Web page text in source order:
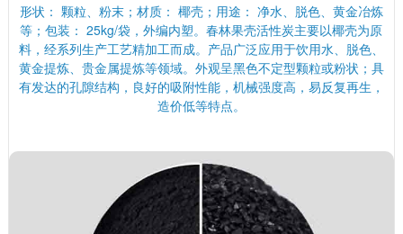
形状： 颗粒、粉末；材质： 椰壳；用途： 净水、脱色、黄金冶炼
等；包装： 25kg/袋，外编内塑。春林果壳活性炭主要以椰壳为原
料，经系列生产工艺精加工而成。产品广泛应用于饮用水、脱色、
黄金提炼、贵金属提炼等领域。外观呈黑色不定型颗粒或粉状；具
有发达的孔隙结构，良好的吸附性能，机械强度高，易反复再生，
造价低等特点。